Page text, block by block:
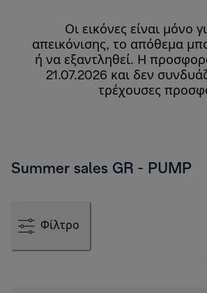
Οι εικόνες είναι μόνο
απεικόνισης, το απόθεμα
ή να εξαντληθεί. Η
21.07.2026 και δεν
τρέχουσες
Summer sales GR - PUMP
Φίλτρο